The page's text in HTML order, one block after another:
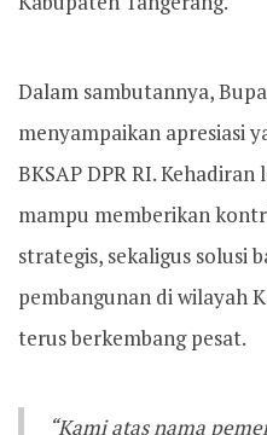
Dalam sambutannya,
menyampaikan apresiasi
BKSAP DPR RI.
mampu memberikan
strategis, sekaligus solusi
pembangunan di wilayah
terus berkembang pesat.
“Kami atas nama